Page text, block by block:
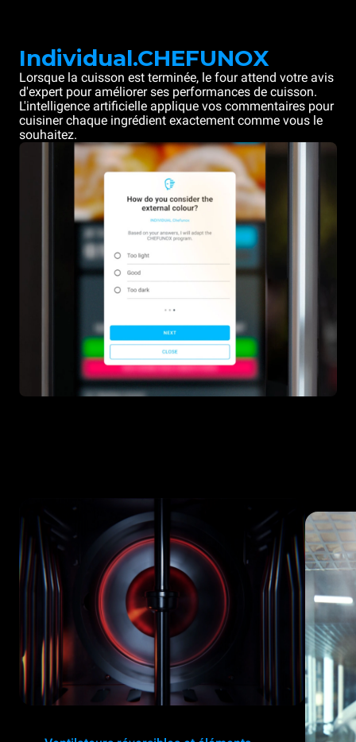
Individual.CHEFUNOX
Lorsque la cuisson est terminée, le four attend votre avis
d'expert pour améliorer ses performances de cuisson.
L'intelligence artificielle applique vos commentaires pour
cuisiner chaque ingrédient exactement comme vous le
souhaitez.